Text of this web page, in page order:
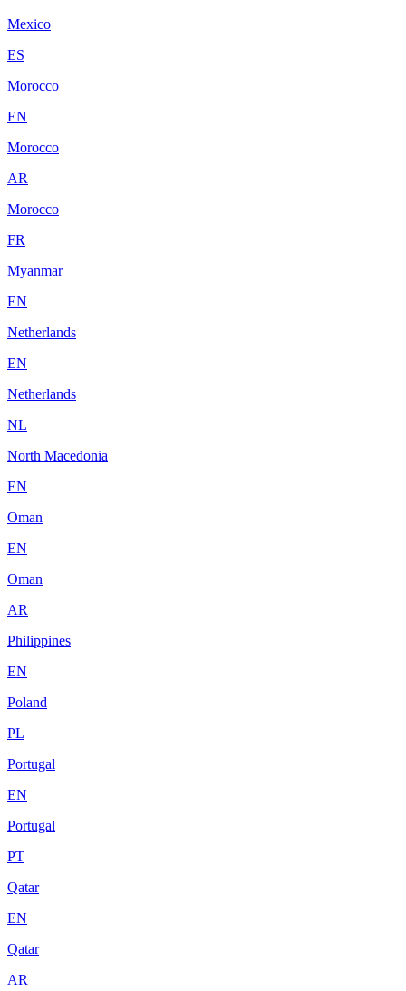
Mexico
ES
Morocco
EN
Morocco
AR
Morocco
FR
Myanmar
EN
Netherlands
EN
Netherlands
NL
North Macedonia
EN
Oman
EN
Oman
AR
Philippines
EN
Poland
PL
Portugal
EN
Portugal
PT
Qatar
EN
Qatar
AR